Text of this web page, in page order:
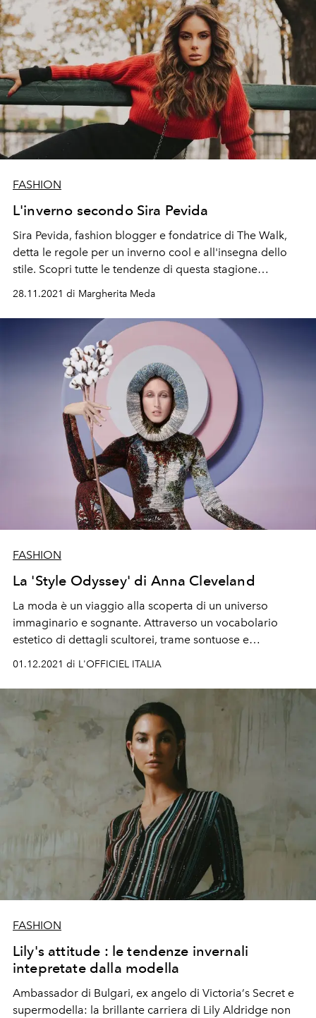
FASHION
L'inverno secondo Sira Pevida
Sira Pevida, fashion blogger e fondatrice di The Walk,
detta le regole per un inverno cool e all'insegna dello
stile. Scopri tutte le tendenze di questa stagione
secondo la influencers quì sotto
28.11.2021 di Margherita Meda
FASHION
La 'Style Odyssey' di Anna Cleveland
La moda è un viaggio alla scoperta di un universo
immaginario e sognante. Attraverso un vocabolario
estetico di dettagli scultorei, trame sontuose e
abbellimenti regali. Interpretati dal volto teatrale di
01.12.2021 di L'OFFICIEL ITALIA
FASHION
Lily's attitude : le tendenze invernali
intepretate dalla modella
Ambassador di Bulgari, ex angelo di Victoria’s Secret e
supermodella: la brillante carriera di Lily Aldridge non